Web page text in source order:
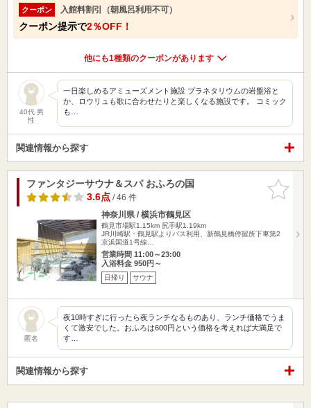
クーポン 入館料割引（朝風呂利用不可）
クーポン提示で2％OFF！
他にも1種類のクーポンがあります
40代 男
性
一日楽しめるアミューズメント施設 プラネタリウムの岩盤浴と
か、ロウリュも歌に合わせたりと楽しくなる施設です。 コミック
も…
関連情報から探す
お気に入
りに追加
ファンタジーサウナ＆スパ おふろの国
3.6点/ 46 件
神奈川県 / 横浜市鶴見区
鶴見市場駅1.15km 尻手駅1.19km
JR川崎駅・鶴見駅よりバス利用、新鶴見橋停留所下車第2
京浜国道1号線…
営業時間 11:00～23:00
入浴料金 950円～
日帰り サウナ
匿名
夜10時すぎに行ったら夜ランチなるものあり、ランチ価格でうま
くて激安でした。おふろは600円という価格を考えれば大満足で
す…
関連情報から探す